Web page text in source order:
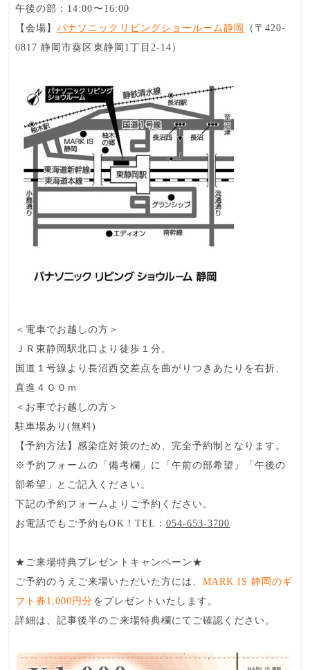
午後の部：14:00〜16:00
【会場】パナソニックリビングショールーム静岡
（〒420-
0817 静岡市葵区東静岡1丁目2-14）
＜電車でお越しの方＞
ＪＲ東静岡駅北口より徒歩１分。
国道１号線より長沼西交差点を曲がりつきあたりを右折、
直進４００ｍ
＜お車でお越しの方＞
駐車場あり(無料)
【予約方法】感染症対策のため、 完全予約制 となります。
※予約フォームの「備考欄」に「午前の部希望」「午後の
部希望」とご記入ください。
下記の予約フォームよりご予約ください。
お電話でもご予約もOK！TEL： 054-653-3700
★ご来場特典プレゼントキャンペーン★
ご予約のうえご来場いただいた方には、 MARK IS 静岡のギ
フト券1,000円分 をプレゼントいたします。
詳細は、記事後半のご来場特典欄にてご確認ください。